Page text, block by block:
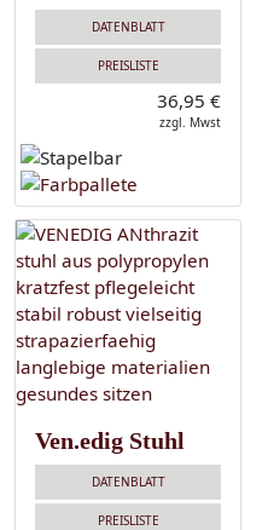
DATENBLATT
PREISLISTE
36,95 €
zzgl. Mwst
Ven.edig Stuhl
DATENBLATT
PREISLISTE